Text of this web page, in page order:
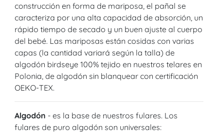
construcción en forma de mariposa, el pañal se
caracteriza por una alta capacidad de absorción, un
rápido tiempo de secado y un buen ajuste al cuerpo
del bebé. Las mariposas están cosidas con varias
capas (la cantidad variará según la talla) de
algodón birdseye 100% tejido en nuestros telares en
Polonia, de algodón sin blanquear con certificación
OEKO-TEX.
Algodón - es la base de nuestros fulares. Los
fulares de puro algodón son universales: